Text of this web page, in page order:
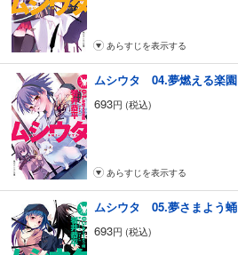
あらすじを表示する
ムシウタ 04.夢燃える楽園
693円 (税込)
あらすじを表示する
ムシウタ 05.夢さまよう蛹
693円 (税込)